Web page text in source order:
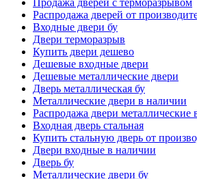
Продажа дверей с терморазрывом
Распродажа дверей от
Входные двери бу
Двери терморазрыв
Купить двери дешево
Дешевые входные двери
Дешевые металлические двери
Дверь металлическая бу
Металлические двери в наличии
Распродажа двери металлические
Входная дверь стальная
Купить стальную дверь от
Двери входные в наличии
Дверь бу
Металлические двери бу